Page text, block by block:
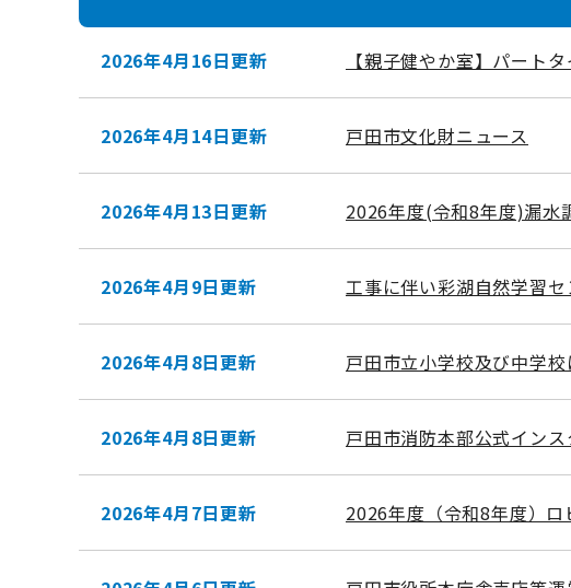
2026年4月16日更新 【親子健やか室】パート
2026年4月14日更新 戸田市文化財ニュース
2026年4月13日更新 2026年度(令和8年度)漏水
2026年4月9日更新 工事に伴い彩湖自然学習
2026年4月8日更新 戸田市立小学校及び中学
2026年4月8日更新 戸田市消防本部公式イン
2026年4月7日更新 2026年度（令和8年度）